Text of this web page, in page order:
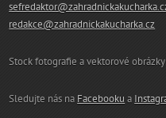
redakce@zahradnickakucharka.cz
Stock fotografie a vektorové
Sledujte nás na Facebooku a